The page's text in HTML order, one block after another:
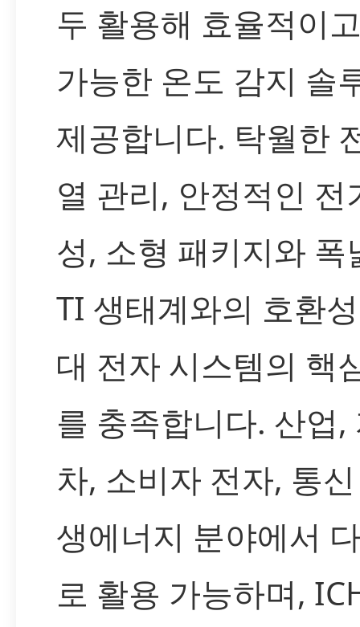
두 활용해 효율적이
가능한 온도 감지 솔
제공합니다. 탁월한
열 관리, 안정적인 전
성, 소형 패키지와 폭
TI 생태계와의 호환
대 전자 시스템의 핵
를 충족합니다. 산업,
차, 소비자 전자, 통
생에너지 분야에서
로 활용 가능하며,